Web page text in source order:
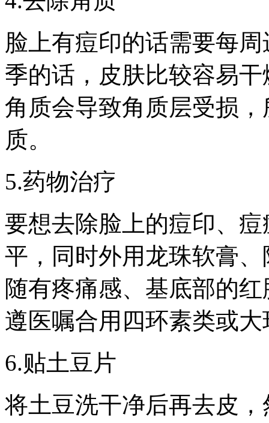
脸上有痘印的话需要每
季的话，皮肤比较容易
角质会导致角质层受损
质。
5.药物治疗
要想去除脸上的痘印、
平，同时外用龙珠软膏
随有疼痛感、基底部的
遵医嘱合用四环素类或
6.贴土豆片
将土豆洗干净后再去皮